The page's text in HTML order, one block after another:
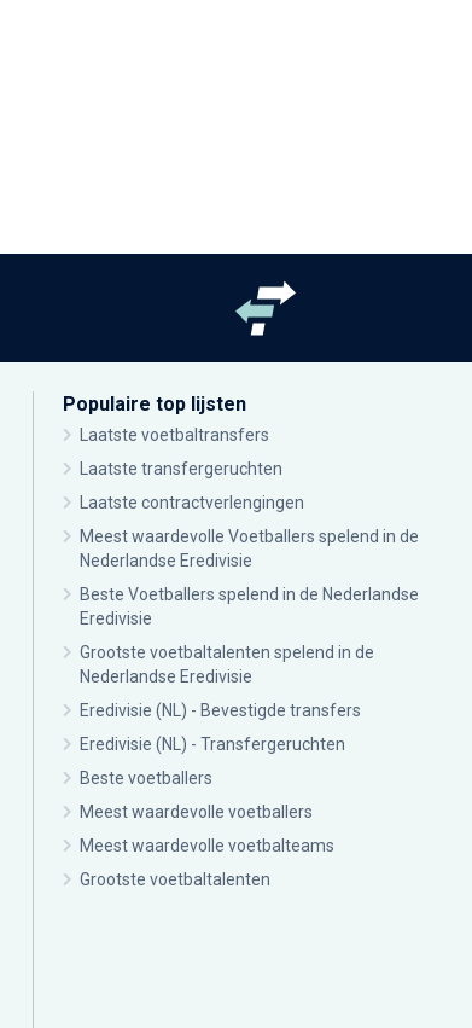
Populaire top lijsten
Laatste voetbaltransfers
Laatste transfergeruchten
Laatste contractverlengingen
Meest waardevolle Voetballers spelend in de
Nederlandse Eredivisie
Beste Voetballers spelend in de Nederlandse
Eredivisie
Grootste voetbaltalenten spelend in de
Nederlandse Eredivisie
Eredivisie (NL) - Bevestigde transfers
Eredivisie (NL) - Transfergeruchten
Beste voetballers
Meest waardevolle voetballers
Meest waardevolle voetbalteams
Grootste voetbaltalenten